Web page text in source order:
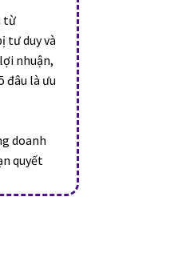
từ
tư duy và
nhuận,
đâu là ưu
doanh
quyết